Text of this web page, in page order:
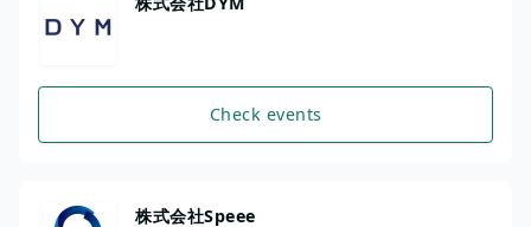
Check events
株式会社Speee